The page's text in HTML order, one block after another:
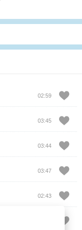
02:59
03:45
03:44
03:47
02:43